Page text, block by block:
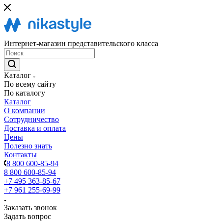
Интернет-магазин представительского класса
Каталог
По всему сайту
По каталогу
Каталог
О компании
Сотрудничество
Доставка и оплата
Цены
Полезно знать
Контакты
8 800 600-85-94
8 800 600-85-94
+7 495 363-85-67
+7 961 255-69-99
Заказать звонок
Задать вопрос